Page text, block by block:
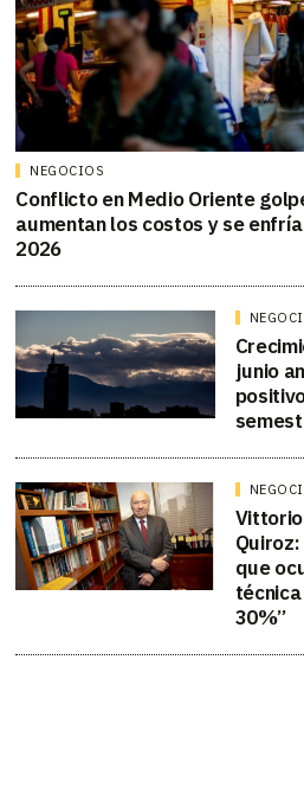
NEGOCIOS
Conflicto en Medio Oriente
aumentan los costos y se
2026
junio
que
30%”